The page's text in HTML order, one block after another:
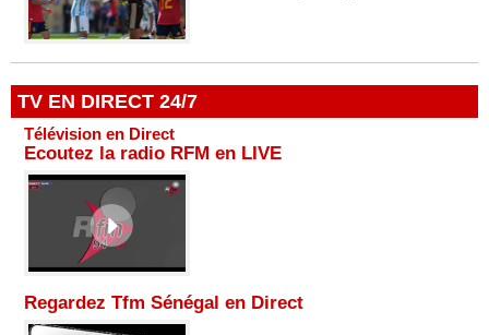
TV EN DIRECT 24/7
Télévision en Direct
Ecoutez la radio RFM en LIVE
Regardez Tfm Sénégal en Direct